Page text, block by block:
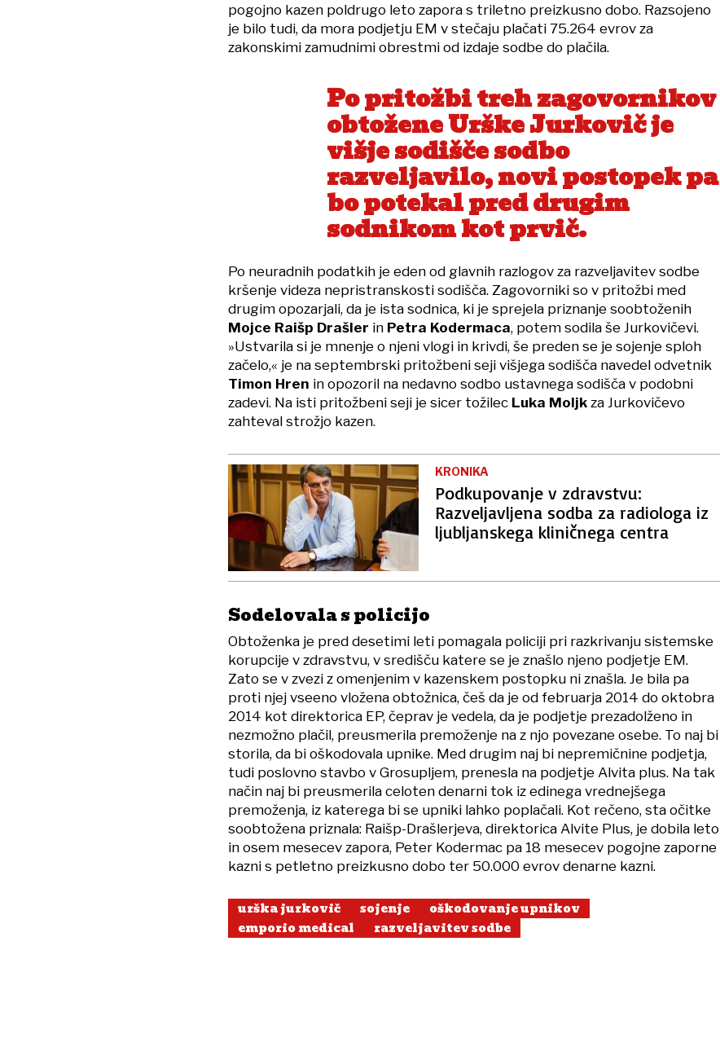
pogojno kazen poldrugo leto zapora s triletno preizkusno dobo. Razsojeno
je bilo tudi, da mora podjetju EM v stečaju plačati 75.264 evrov za
zakonskimi zamudnimi obrestmi od izdaje sodbe do plačila.
Po pritožbi treh zagovornikov
obtožene Urške Jurkovič je
višje sodišče sodbo
razveljavilo, novi postopek pa
bo potekal pred drugim
sodnikom kot prvič.
Po neuradnih podatkih je eden od glavnih razlogov za razveljavitev sodbe
kršenje videza nepristranskosti sodišča. Zagovorniki so v pritožbi med
drugim opozarjali, da je ista sodnica, ki je sprejela priznanje soobtoženih
Mojce Raišp Drašler in Petra Kodermaca, potem sodila še Jurkovičevi.
»Ustvarila si je mnenje o njeni vlogi in krivdi, še preden se je sojenje sploh
začelo,« je na septembrski pritožbeni seji višjega sodišča navedel odvetnik
Timon Hren in opozoril na nedavno sodbo ustavnega sodišča v podobni
zadevi. Na isti pritožbeni seji je sicer tožilec Luka Moljk za Jurkovičevo
zahteval strožjo kazen.
KRONIKA
Podkupovanje v zdravstvu:
Razveljavljena sodba za radiologa iz
ljubljanskega kliničnega centra
Sodelovala s policijo
Obtoženka je pred desetimi leti pomagala policiji pri razkrivanju sistemske
korupcije v zdravstvu, v središču katere se je znašlo njeno podjetje EM.
Zato se v zvezi z omenjenim v kazenskem postopku ni znašla. Je bila pa
proti njej vseeno vložena obtožnica, češ da je od februarja 2014 do oktobra
2014 kot direktorica EP, čeprav je vedela, da je podjetje prezadolženo in
nezmožno plačil, preusmerila premoženje na z njo povezane osebe. To naj bi
storila, da bi oškodovala upnike. Med drugim naj bi nepremičnine podjetja,
tudi poslovno stavbo v Grosupljem, prenesla na podjetje Alvita plus. Na tak
način naj bi preusmerila celoten denarni tok iz edinega vrednejšega
premoženja, iz katerega bi se upniki lahko poplačali. Kot rečeno, sta očitke
soobtožena priznala: Raišp-Drašlerjeva, direktorica Alvite Plus, je dobila leto
in osem mesecev zapora, Peter Kodermac pa 18 mesecev pogojne zaporne
kazni s petletno preizkusno dobo ter 50.000 evrov denarne kazni.
urška jurkovič sojenje
oškodovanje upnikov
emporio medical
razveljavitev sodbe